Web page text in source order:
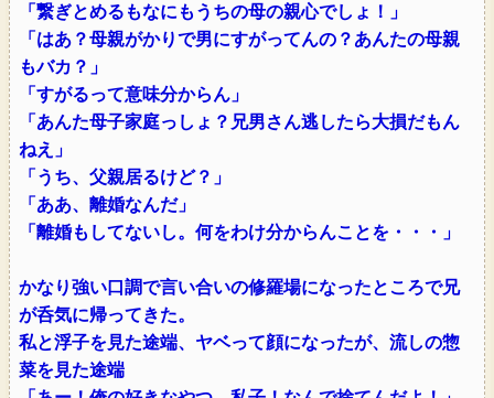
「繋ぎとめるもなにもうちの母の親心でしょ！」
「はあ？母親がかりで男にすがってんの？あんたの母親
もバカ？」
「すがるって意味分からん」
「あんた母子家庭っしょ？兄男さん逃したら大損だもん
ねえ」
「うち、父親居るけど？」
「ああ、離婚なんだ」
「離婚もしてないし。何をわけ分からんことを・・・」
かなり強い口調で言い合いの修羅場になったところで兄
が呑気に帰ってきた。
私と浮子を見た途端、ヤベって顔になったが、流しの惣
菜を見た途端